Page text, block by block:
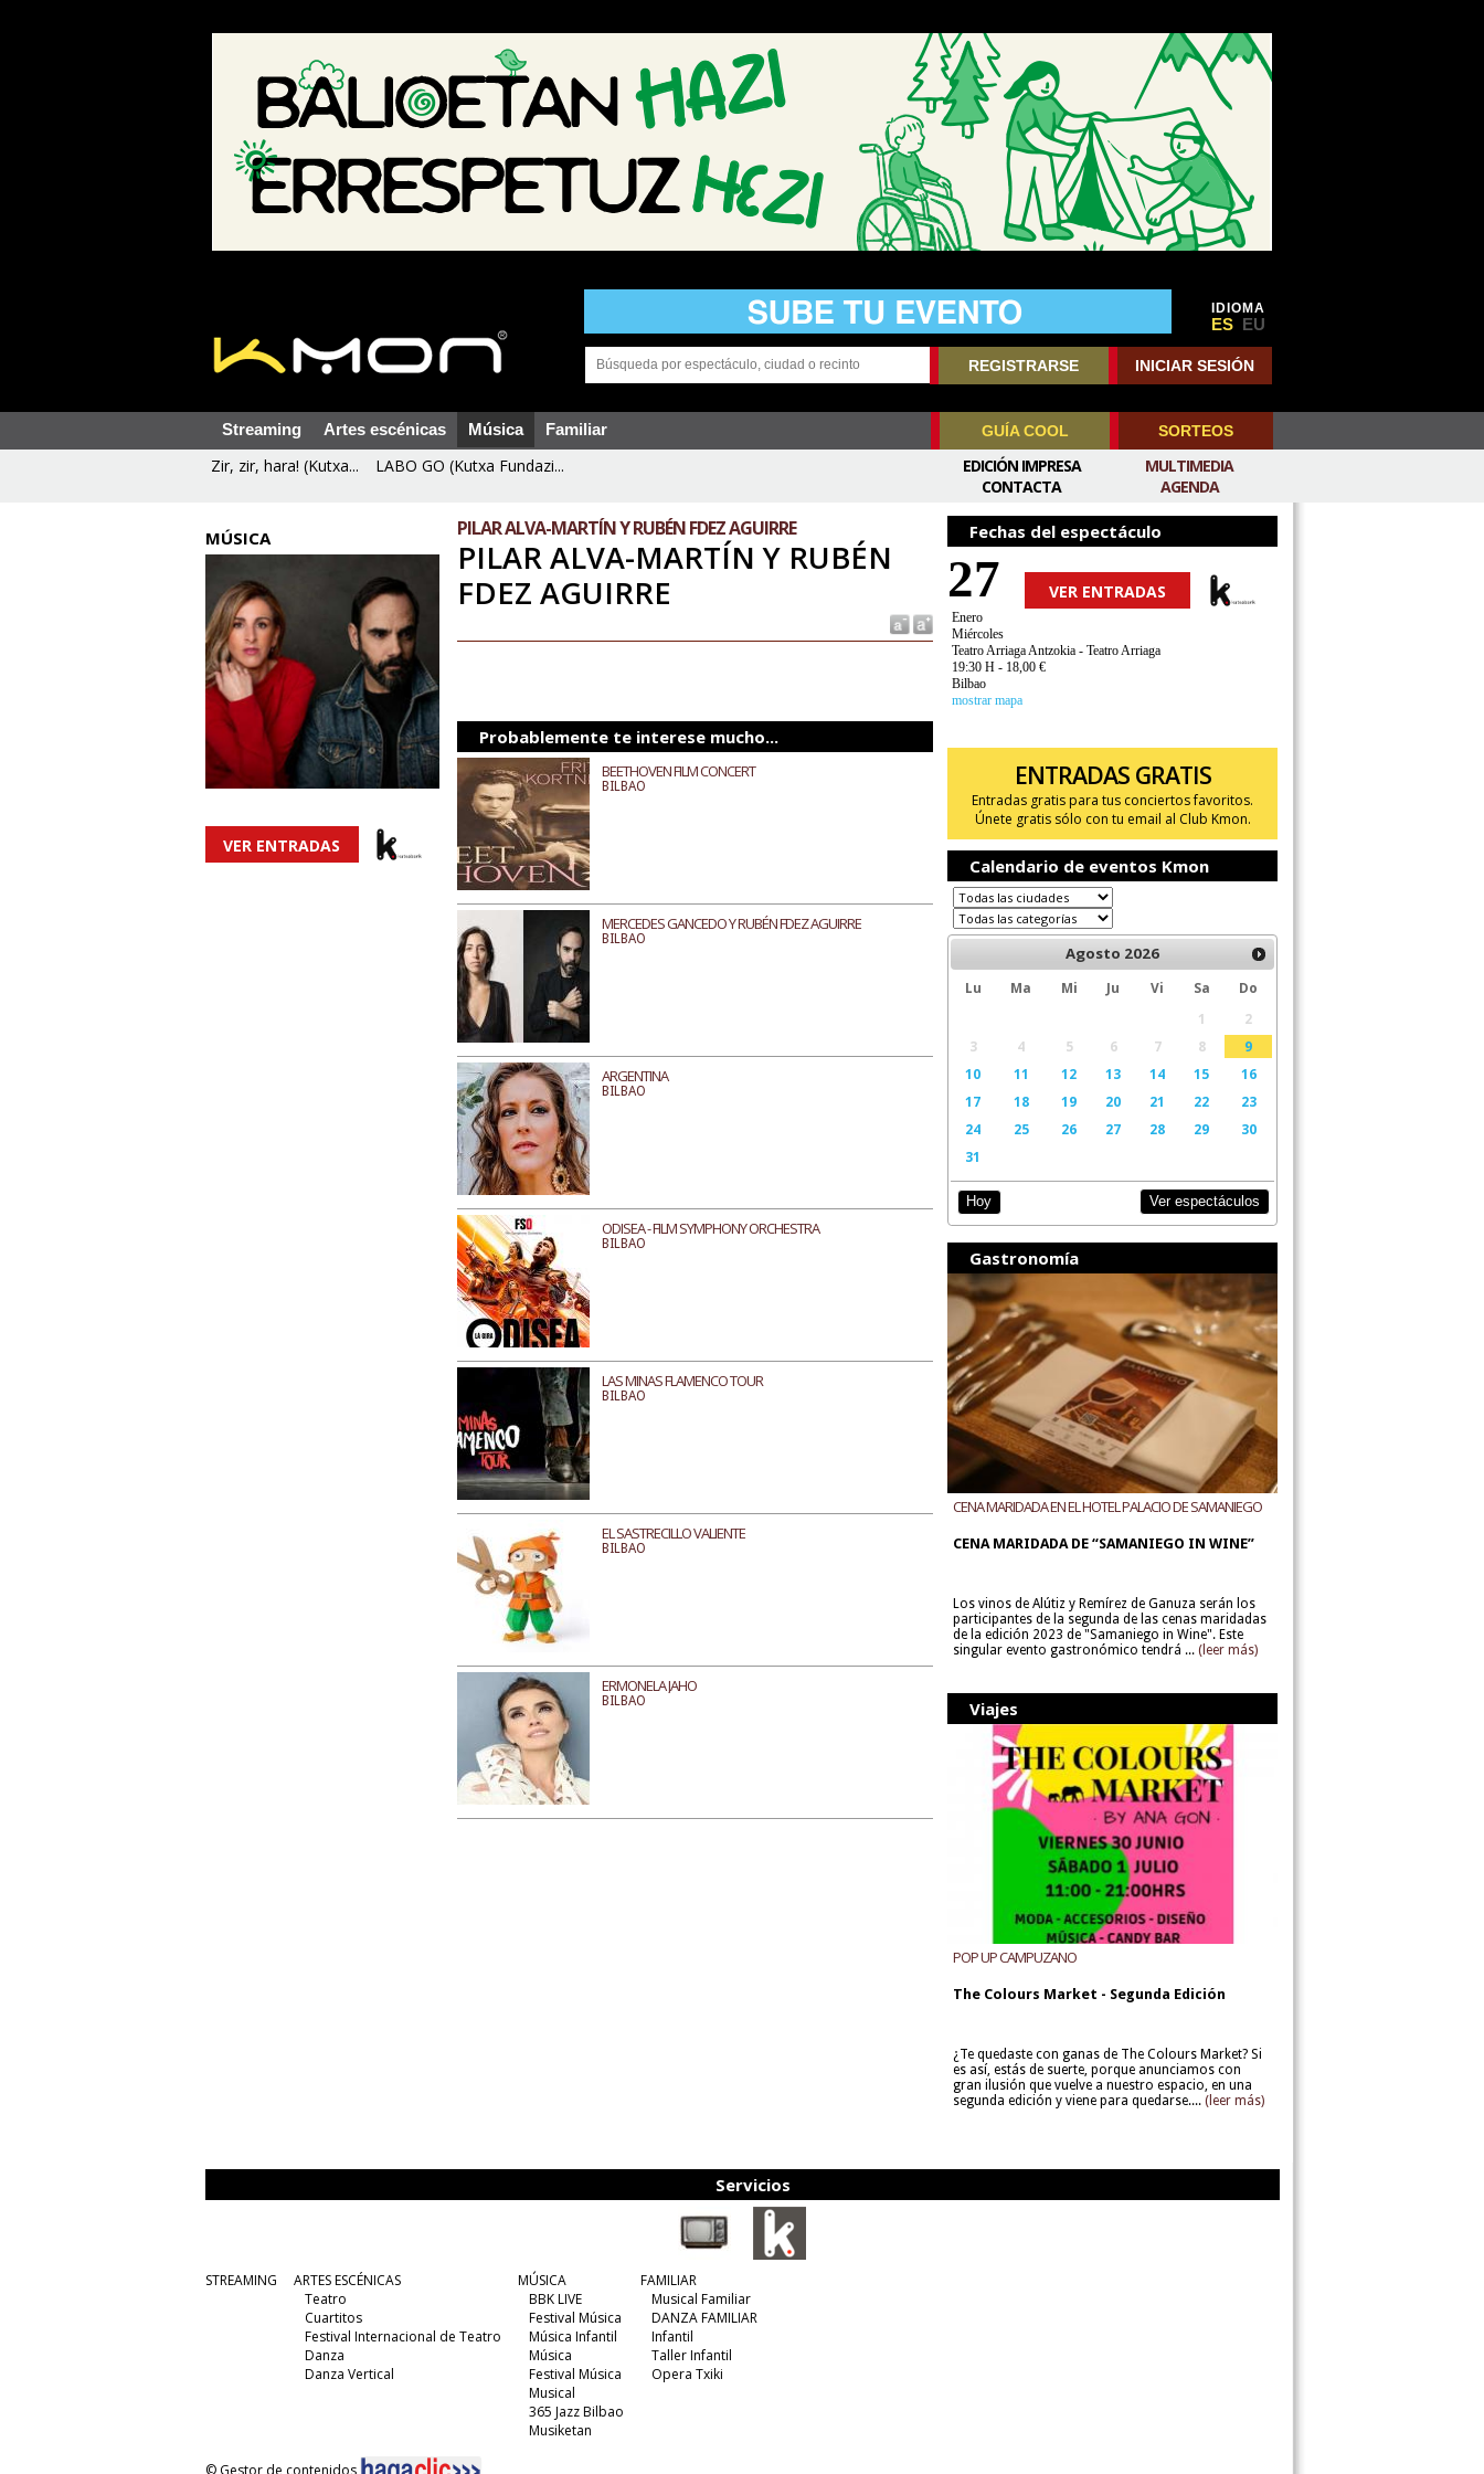
IDIOMA
ES EU
REGISTRARSE INICIAR SESIÓN
Streaming Artes escénicas Música Familiar GUÍA COOL SORTEOS
Zir, zir, hara! (Kutxa... LABO GO (Kutxa Fundazi...
MULTIMEDIA
AGENDA
EDICIÓN IMPRESA
CONTACTA
MÚSICA
VER ENTRADAS
PILAR ALVA-MARTÍN Y RUBÉN FDEZ AGUIRRE
PILAR ALVA-MARTÍN Y RUBÉN
FDEZ AGUIRRE
Probablemente te interese mucho...
BEETHOVEN FILM CONCERT
BILBAO
MERCEDES GANCEDO Y RUBÉN FDEZ AGUIRRE
BILBAO
ARGENTINA
BILBAO
ODISEA - FILM SYMPHONY ORCHESTRA
BILBAO
LAS MINAS FLAMENCO TOUR
BILBAO
EL SASTRECILLO VALIENTE
BILBAO
ERMONELA JAHO
BILBAO
Fechas del espectáculo
27 VER ENTRADAS
Enero
Miércoles
Teatro Arriaga Antzokia - Teatro Arriaga
19:30 H - 18,00 €
Bilbao
mostrar mapa
ENTRADAS GRATIS
Entradas gratis para tus conciertos favoritos.
Únete gratis sólo con tu email al Club Kmon.
Calendario de eventos Kmon
Agosto 2026
Lu Ma Mi Ju Vi Sa
Do
1
2
3
4 5 6 7 8
9
10
11 12 13 14 15
16
17
18 19 20 21 22
23
24
25 26 27 28 29
30
31
Hoy Ver espectáculos
Gastronomía
CENA MARIDADA EN EL HOTEL PALACIO DE SAMANIEGO
CENA MARIDADA DE “SAMANIEGO IN WINE”
Los vinos de Alútiz y Remírez de Ganuza serán los
participantes de la segunda de las cenas maridadas
de la edición 2023 de "Samaniego in Wine". Este
singular evento gastronómico tendrá ... (leer más)
Viajes
POP UP CAMPUZANO
The Colours Market - Segunda Edición
¿Te quedaste con ganas de The Colours Market? Si
es así, estás de suerte, porque anunciamos con
gran ilusión que vuelve a nuestro espacio, en una
segunda edición y viene para quedarse.... (leer más)
Servicios
STREAMING
ARTES ESCÉNICAS
Teatro
Cuartitos
Festival Internacional de Teatro
Danza
Danza Vertical
MÚSICA
BBK LIVE
Festival Música
Música Infantil
Música
Festival Música
Musical
365 Jazz Bilbao
Musiketan
FAMILIAR
Musical Familiar
DANZA FAMILIAR
Infantil
Taller Infantil
Opera Txiki